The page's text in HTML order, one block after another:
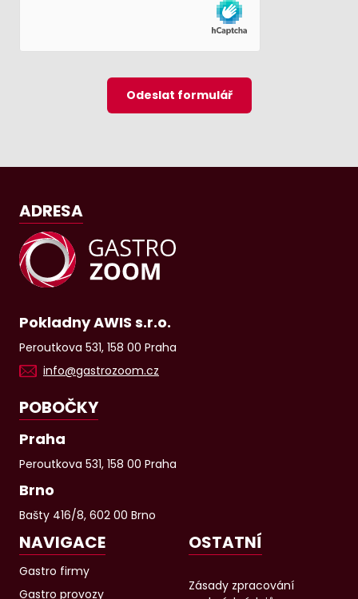
Odeslat formulář
ADRESA
Pokladny AWIS s.r.o.
Peroutkova 531, 158 00 Praha
info@gastrozoom.cz
POBOČKY
Praha
Peroutkova 531, 158 00 Praha
Brno
Bašty 416/8, 602 00 Brno
NAVIGACE
Gastro firmy
Gastro provozy
OSTATNÍ
Zásady zpracování